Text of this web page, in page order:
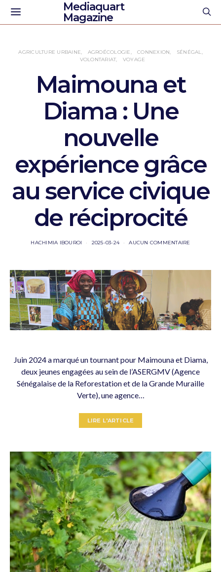
Mediaquart
Magazine
AGRICULTURE URBAINE AGROÉCOLOGIE CONNEXION
SÉNÉGAL
VOLONTARIAT
VOYAGE
Maimouna et
Diama : Une
nouvelle
expérience grâce
au service civique
de réciprocité
HACHIMIA IBOUROI 2025-03-24 AUCUN COMMENTAIRE
Juin 2024 a marqué un tournant pour Maimouna et Diama,
deux jeunes engagées au sein de l’ASERGMV (Agence
Sénégalaise de la Reforestation et de la Grande Muraille
Verte), une agence…
LIRE L'ARTICLE